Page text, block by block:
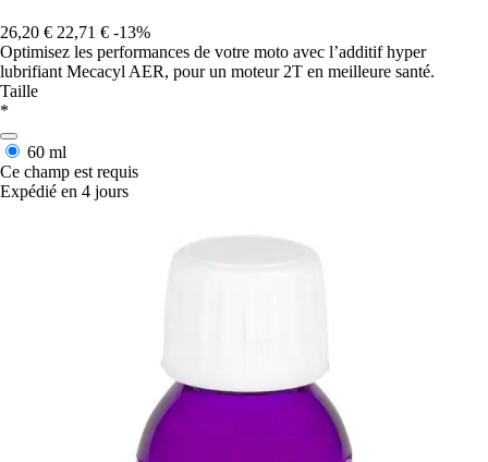
26,20 € 22,71 € -13%
Optimisez les performances de votre moto avec l’additif hyper
lubrifiant Mecacyl AER, pour un moteur 2T en meilleure santé.
Taille
*
60 ml
Ce champ est requis
Expédié en 4 jours